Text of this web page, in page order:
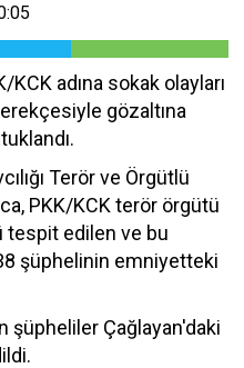
adına sokak olayları
gözaltına
Terör ve Örgütlü
PKK/KCK terör örgütü
edilen ve bu
şüphelinin emniyetteki
şüpheliler Çağlayan'daki